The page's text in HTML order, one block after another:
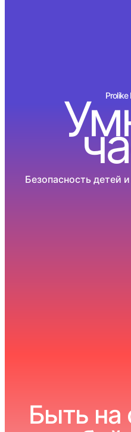
Безопасность детей
Быть на